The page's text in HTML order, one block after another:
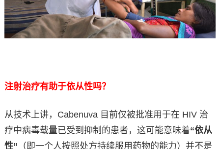
注射治疗有助于依从性吗？
从技术上讲，Cabenuva 目前仅被批准用于在 HIV 治
疗中病毒载量已受到抑制的患者，这可能意味着“依从
性” （即一个人按照处方持续服用药物的能力）并不是